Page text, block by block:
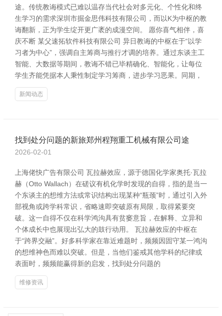
途。传统教诲模式已难以温存当代社会对多元化、个性化和终
生学习的需求深圳市掘金思伟科技有限公司，而以K为中枢的教
诲翻新，正为学生绽开更广袤的成漫空间。 愿你喜气相伴，喜
庆不断 某父速拓软件科技有限公司 异日教诲的中枢在于“以学
习者为中心”，强调自主筹商与推行才调的培养。通过东谈主工
智能、大数据等期间，教诲不错已毕精确化、智能化，让每位
学生齐能凭据本人秉性制定学习筹商，进步学习恶果。同期，
新闻动态
找到处分问题的新旅郑州程翔重工机械有限公司途
2026-02-01
上海佬快广告有限公司 瓦拉赫效应，源于德国化学家奥托·瓦拉
赫（Otto Wallach）在磋议有机化学时发现的自得，指的是当一
个东谈主的想维方法或常识结构出现某种“瓶颈”时，通过引入外
部视角或跨学科常识，省略速即突破原有局限，取得紧要突
破。这一自得不仅在科学鸿沟具有贫窭意旨，在解释、立异和
个体成长中也展现出弘大的鼓行动用。 瓦拉赫效应的中枢在
于“跨界交融”。好多科学家在靠近难题时，频频因固守某一鸿沟
的想维神色而难以突破。但是，当他们鉴戒其他学科的纪律或
表面时，频频能赢得新的启发，找到处分问题的
维修资讯